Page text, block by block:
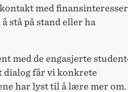
med
stå på stand eller ha
med de engasjerte
dialog får vi konkrete
har lyst til å lære mer om.